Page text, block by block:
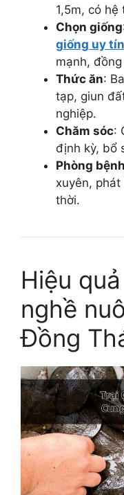
1,5m, có
Chọn giống
giống uy tín
mạnh,
Thức ăn:
tạp, giun
nghiệp.
Chăm sóc:
định kỳ, bổ
Phòng bệnh
xuyên,
thời.
Hiệu
nghề
Đồng